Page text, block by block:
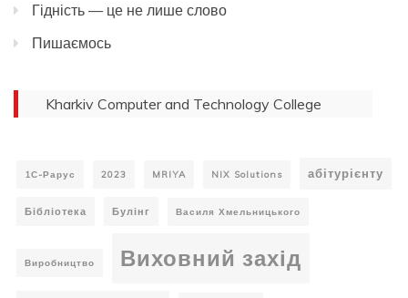
Гідність — це не лише слово
Пишаємось
Kharkiv Computer and Technology College
1С-Рарус 2023 MRIYA NIX Solutions абітурієнту
Бібліотека Булінг Василя Хмельницького
Виробництво Виховний захід